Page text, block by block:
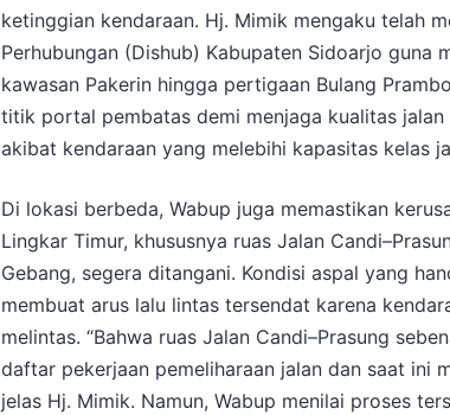
ketinggian kendaraan. Hj. Mimik mengaku telah
Perhubungan (Dishub) Kabupaten Sidoarjo guna
kawasan Pakerin hingga pertigaan Bulang
titik portal pembatas demi menjaga kualitas
akibat kendaraan yang melebihi kapasitas kelas
Di lokasi berbeda, Wabup juga memastikan
Lingkar Timur, khususnya ruas Jalan
Gebang, segera ditangani. Kondisi aspal yang
membuat arus lalu lintas tersendat karena
melintas. “Bahwa ruas Jalan Candi–Prasung
daftar pekerjaan pemeliharaan jalan dan saat ini
jelas Hj. Mimik. Namun, Wabup menilai proses